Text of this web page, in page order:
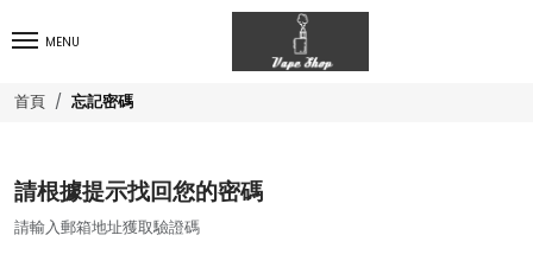
MENU
首頁 忘記密碼
請根據提示找回您的密碼
請輸入郵箱地址獲取驗證碼